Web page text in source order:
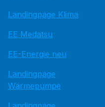
Landingpage Klima
EE Medatsu
EE-Energie neu
Landingpage
Wärmepumpe